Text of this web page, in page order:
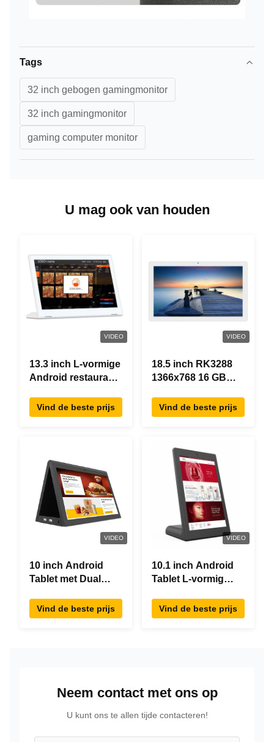
Tags
32 inch gebogen gamingmonitor
32 inch gamingmonitor
gaming computer monitor
U mag ook van houden
VIDEO
13.3 inch L-vormige
Android restaurant
1920×1080
touchscreen, WiFi
Vind de beste prijs
VIDEO
18.5 inch RK3288
1366x768 16 GB
One Android Tablet
Modern ontwerp
Vind de beste prijs
VIDEO
10 inch Android
Tablet met Dual
Desktop POE
Advertising Tablet
Vind de beste prijs
VIDEO
10.1 inch Android
Tablet L-vormig
RK3288 Tablet IPS
Touchscreen Tablet
Vind de beste prijs
Neem contact met ons op
U kunt ons te allen tijde contacteren!